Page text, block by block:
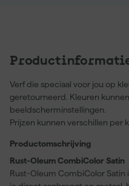
Verf die speciaal voor jou op
geretourneerd. Kleuren
beeldscherminstellingen.
Prijzen kunnen verschillen per
Productomschrijving
Rust-Oleum CombiColor Satin
Rust-Oleum CombiColor Satin